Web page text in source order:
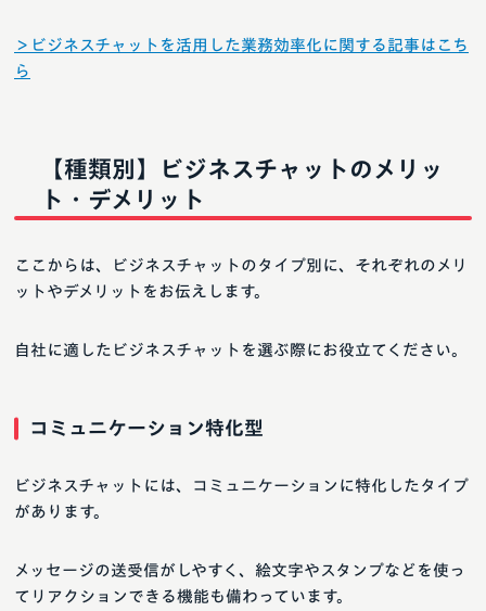
＞ビジネスチャットを活用した業務効率化に関する記事はこち
ら
【種類別】ビジネスチャットのメリッ
ト・デメリット
ここからは、ビジネスチャットのタイプ別に、それぞれのメリ
ットやデメリットをお伝えします。
自社に適したビジネスチャットを選ぶ際にお役立てください。
コミュニケーション特化型
ビジネスチャットには、コミュニケーションに特化したタイプ
があります。
メッセージの送受信がしやすく、絵文字やスタンプなどを使っ
てリアクションできる機能も備わっています。